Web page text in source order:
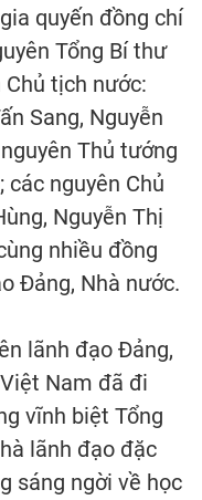
quyến đồng chí
Tổng Bí thư
tịch nước:
Sang, Nguyễn
Thủ tướng
các nguyên Chủ
Nguyễn Thị
nhiều đồng
Ðảng, Nhà nước.
lãnh đạo Đảng,
Nam đã đi
vĩnh biệt Tổng
lãnh đạo đặc
sáng ngời về học